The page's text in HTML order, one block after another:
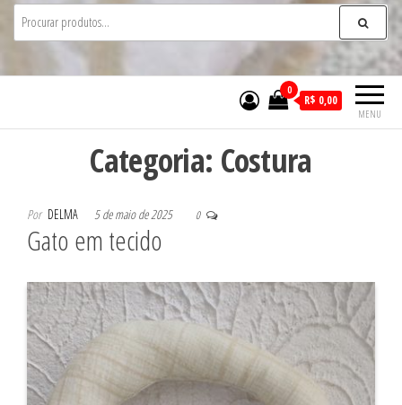
MENU
0
R$ 0,00
Categoria: Costura
Por DELMA 5 de maio de 2025 0
Gato em tecido